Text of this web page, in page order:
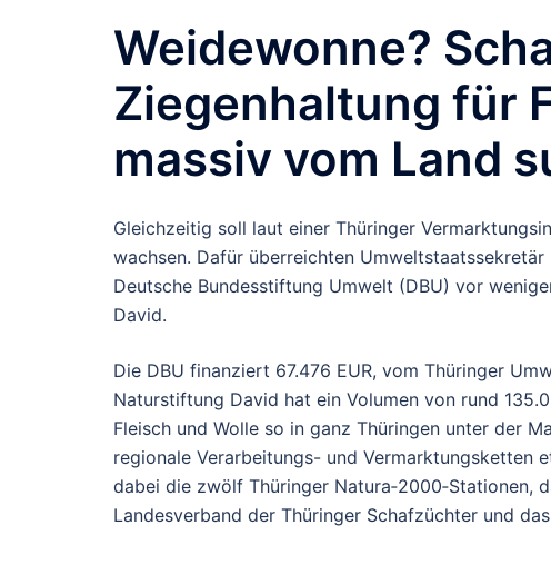
Weidewonne?
Ziegenhaltung für
massiv vom Land
Gleichzeitig soll laut einer Thüringer
wachsen. Dafür überreichten
Deutsche Bundesstiftung Umwelt (DBU) vor
David.
Die DBU finanziert 67.476 EUR, vom Thüringer
Naturstiftung David hat ein Volumen von rund
Fleisch und Wolle so in ganz Thüringen unter der
regionale Verarbeitungs- und Vermarktungsketten
dabei die zwölf Thüringer Natura‐2000‐Stationen,
Landesverband der Thüringer Schafzüchter und